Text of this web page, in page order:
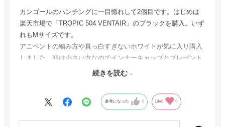
カンゴールのハンチングに一目惚れして2個目です。はじめは
楽天市場で「TROPIC 504 VENTAIR」のブラックを購入。いず
れもMサイズです。
アニベントの編み方や真っ白すぎないホワイトが気に入り購入
しました。頭は小さい方なのでインナーキャップとプレゼント
していただいたテープで収まりは良くなってます。
のフィット感がやや落ちるので少し残念ですが、総合的には満
足してます。
続きを読む
参考になった 0 Like! 0